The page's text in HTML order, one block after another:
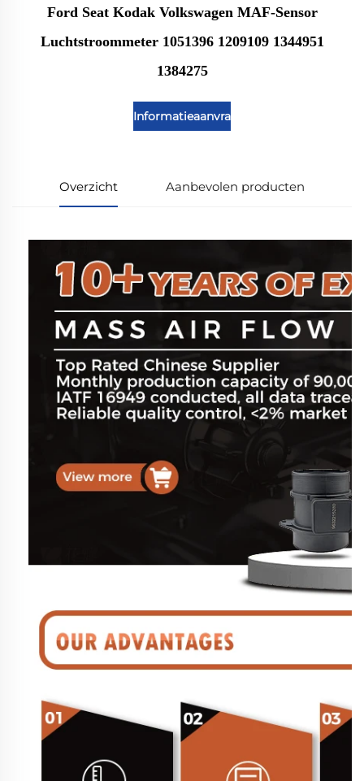
Ford Seat Kodak Volkswagen MAF-Sensor
Luchtstroommeter 1051396 1209109 1344951
1384275
Informatieaanvraag
Overzicht Aanbevolen producten